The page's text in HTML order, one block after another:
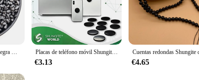
Piedra de grava shungita negra Natural, cristal de cuarzo, Chakras curativas, piedras preciosas de la suerte, Mineral, adornos para el hogar, decoración, 50g Placas de teléfono móvil Shungite, cristal Natural en bruto, pegatinas antiradaitaion, EMF, EMR, EMP, TV, bloqueador de radiación 5G
€3.13 €4.65